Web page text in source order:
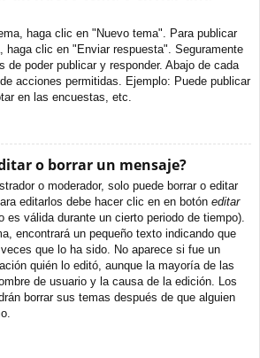
haga clic en "Nuevo tema". Para publicar
haga clic en "Enviar respuesta". Seguramente
de poder publicar y responder. Abajo de cada
acciones permitidas. Ejemplo: Puede publicar
en las encuestas, etc.
o borrar un mensaje?
o moderador, solo puede borrar o editar
editarlos debe hacer clic en en botón editar
es válida durante un cierto periodo de tiempo).
encontrará un pequeño texto indicando que
que lo ha sido. No aparece si fue un
quién lo editó, aunque la mayoría de las
de usuario y la causa de la edición. Los
borrar sus temas después de que alguien